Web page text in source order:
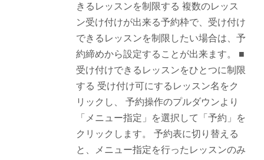
きるレッスンを制限する 複数のレッス
ン受け付けが出来る予約枠で、受け付け
できるレッスンを制限したい場合は、予
約締めから設定することが出来ます。 ■
受け付けできるレッスンをひとつに制限
する 受け付け可にするレッスン名をク
リックし、 予約操作のプルダウンより
「メニュー指定」を選択して「予約」を
クリックします。 予約表に切り替える
と、メニュー指定を行ったレッスンのみ